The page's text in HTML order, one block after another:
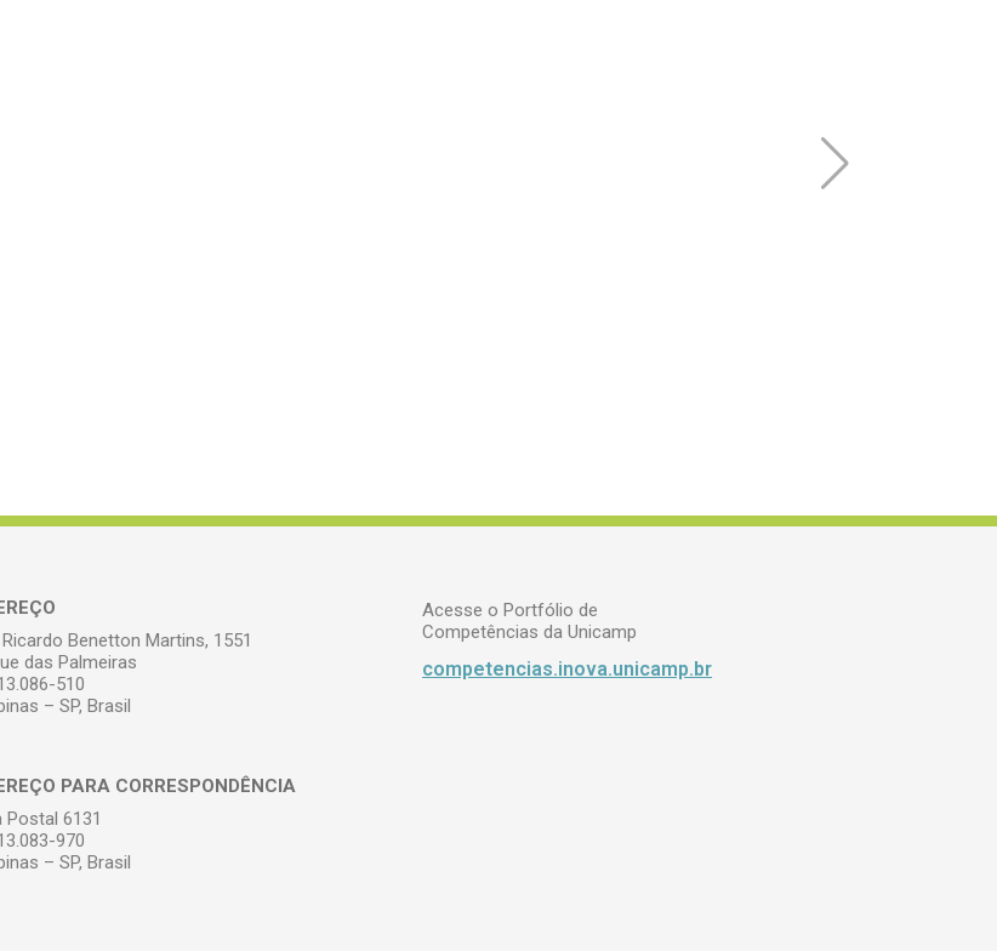
Ricardo Benetton Martins, 1551
das Palmeiras
510
– SP, Brasil
PARA CORRESPONDÊNCIA
Postal 6131
970
– SP, Brasil
Acesse o Portfólio de
Competências da Unicamp
competencias.inova.unicamp.br